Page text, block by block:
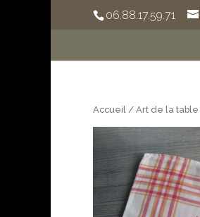
06.88.17.59.71
Accueil / Art de la table